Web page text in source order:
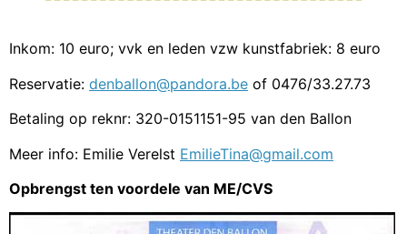
Inkom: 10 euro; vvk en leden vzw kunstfabriek: 8 euro
Reservatie: denballon@pandora.be of 0476/33.27.73
Betaling op reknr: 320-0151151-95 van den Ballon
Meer info: Emilie Verelst EmilieTina@gmail.com
Opbrengst ten voordele van ME/CVS